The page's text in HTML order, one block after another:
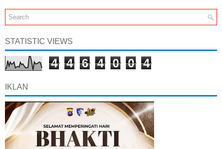
STATISTIC VIEWS
4 4 6 4 0 0 4
IKLAN